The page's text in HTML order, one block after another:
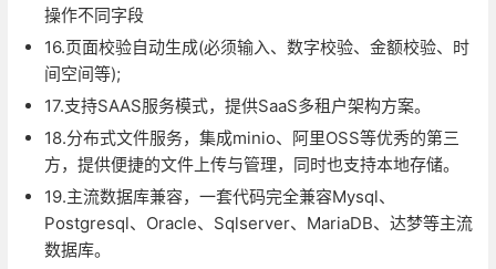
操作不同字段
16.页面校验自动生成(必须输入、数字校验、金额校验、时
间空间等);
17.支持SAAS服务模式，提供SaaS多租户架构方案。
18.分布式文件服务，集成minio、阿里OSS等优秀的第三
方，提供便捷的文件上传与管理，同时也支持本地存储。
19.主流数据库兼容，一套代码完全兼容Mysql、
Postgresql、Oracle、Sqlserver、MariaDB、达梦等主流
数据库。